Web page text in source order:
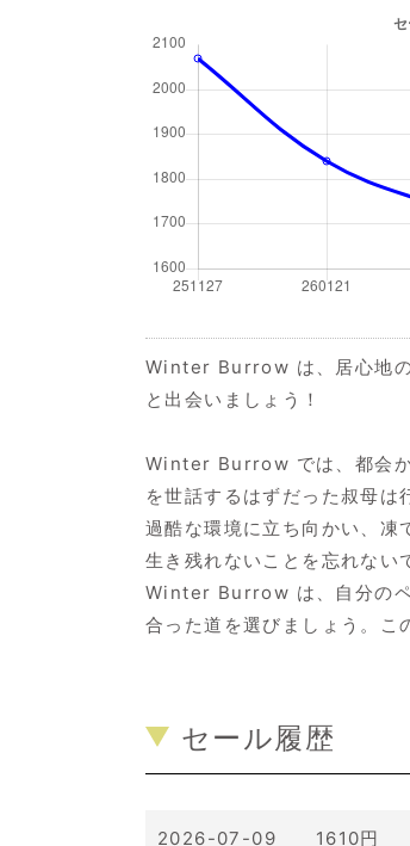
Winter Burrow は、居心地の
と出会いましょう！
Winter Burrow では、都会か
を世話するはずだった叔母は
過酷な環境に立ち向かい、凍
生き残れないことを忘れない
Winter Burrow は、自分のペ
合った道を選びましょう。こ
セール履歴
2026-07-09 1610円